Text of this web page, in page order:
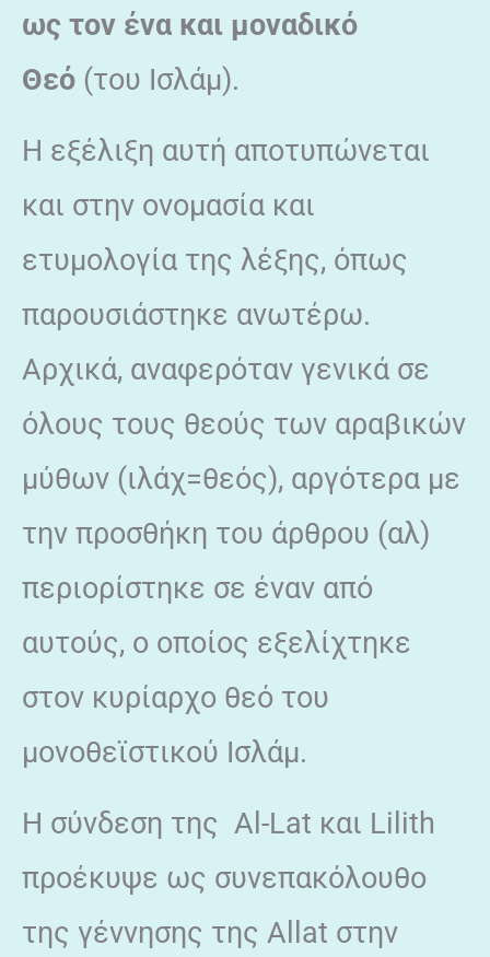
ως τον ένα και μοναδικό
Θεό (του Ισλάμ).
Η εξέλιξη αυτή αποτυπώνεται
και στην ονομασία και
ετυμολογία της λέξης, όπως
παρουσιάστηκε ανωτέρω.
Αρχικά, αναφερόταν γενικά σε
όλους τους θεούς των αραβικών
μύθων (ιλάχ=θεός), αργότερα με
την προσθήκη του άρθρου (αλ)
περιορίστηκε σε έναν από
αυτούς, ο οποίος εξελίχτηκε
στον κυρίαρχο θεό του
μονοθεϊστικού Ισλάμ.
Η σύνδεση της Al-Lat και Lilith
προέκυψε ως συνεπακόλουθο
της γέννησης της Allat στην